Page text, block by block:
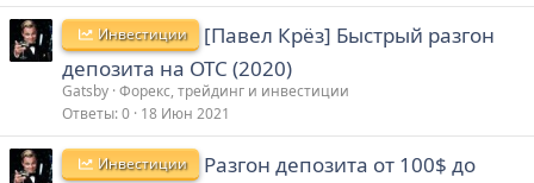
Инвестиции
[Павел Крёз] Быстрый разгон
депозита на ОТС (2020)
Gatsby Форекс, трейдинг и инвестиции
Ответы 0 18 Июн 2021
Инвестиции
Разгон депозита от 100$ до